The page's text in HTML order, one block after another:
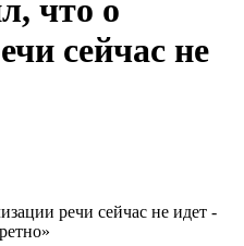
что о
сейчас не